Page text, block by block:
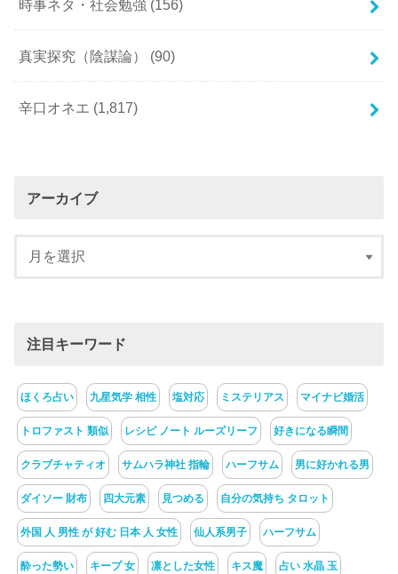
時事ネタ・社会勉強 (156)
真実探究（陰謀論） (90)
辛口オネエ (1,817)
アーカイブ
注目キーワード
ほくろ占い 九星気学 相性 塩対応 ミステリアス マイナビ婚活
トロファスト 類似 レシピ ノート ルーズリーフ 好きになる瞬間
クラブチャティオ サムハラ神社 指輪 ハーフサム 男に好かれる男
ダイソー 財布 四大元素 見つめる 自分の気持ち タロット
外国 人 男性 が 好む 日本 人 女性 仙人系男子 ハーフサム
酔った勢い キープ 女 凛とした女性 キス魔 占い 水晶 玉